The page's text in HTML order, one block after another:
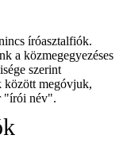
íróasztalfiók.
a közmegegyezéses
szerint
között megóvjuk,
"írói név".